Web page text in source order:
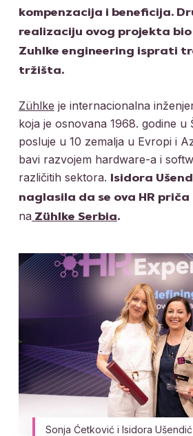
kompenzacija i beneficija.
realizaciju ovog projekta
Zuhlke engineering isprati
tržišta.
Zühlke je internacionalna
koja je osnovana 1968. godine u
posluje u 10 zemalja u Evropi i
bavi razvojem hardware-a i
različitih sektora.
Isidora
naglasila da se ova HR priča
na Zühlke Serbia.
Sonja Ćetković i Isidora